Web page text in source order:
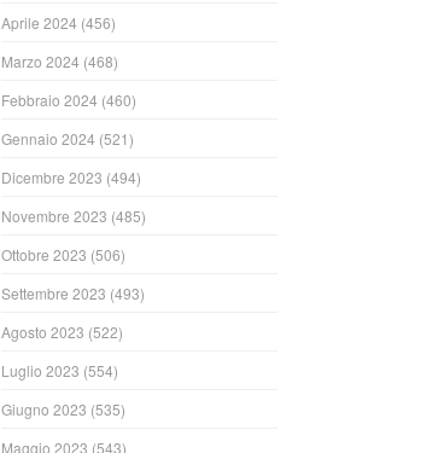
Aprile 2024 (456)
Marzo 2024 (468)
Febbraio 2024 (460)
Gennaio 2024 (521)
Dicembre 2023 (494)
Novembre 2023 (485)
Ottobre 2023 (506)
Settembre 2023 (493)
Agosto 2023 (522)
Luglio 2023 (554)
Giugno 2023 (535)
Maggio 2023 (543)